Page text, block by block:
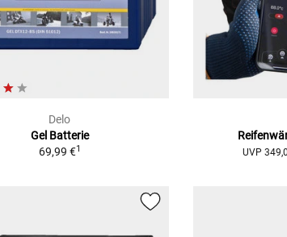
Delo
Gel Batterie
69,99 €1 UVP